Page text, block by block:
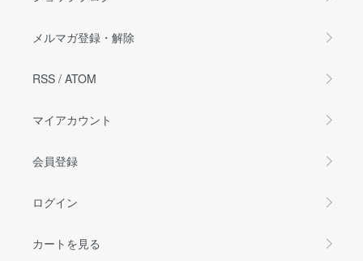
メルマガ登録・解除
RSS / ATOM
マイアカウント
会員登録
ログイン
カートを見る